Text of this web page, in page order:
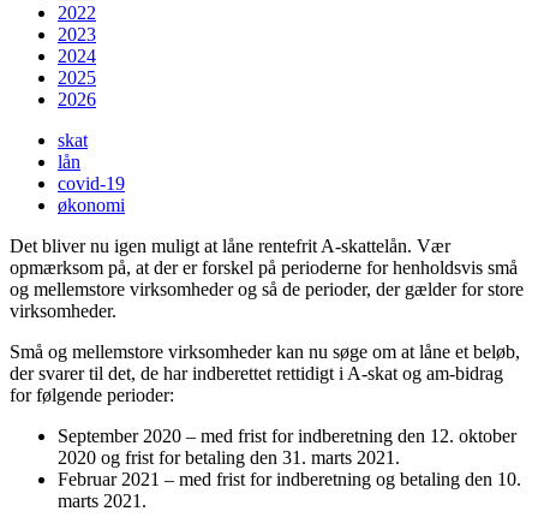
2022
2023
2024
2025
2026
skat
lån
covid-19
økonomi
Det bliver nu igen muligt at låne rentefrit A-skattelån. Vær
opmærksom på, at der er forskel på perioderne for henholdsvis små
og mellemstore virksomheder og så de perioder, der gælder for store
virksomheder.
Små og mellemstore virksomheder kan nu søge om at låne et beløb,
der svarer til det, de har indberettet rettidigt i A-skat og am-bidrag
for følgende perioder:
September 2020 – med frist for indberetning den 12. oktober
2020 og frist for betaling den 31. marts 2021.
Februar 2021 – med frist for indberetning og betaling den 10.
marts 2021.